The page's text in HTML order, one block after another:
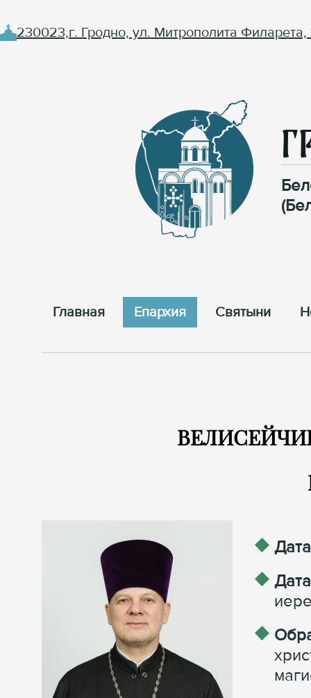
230023,г. Гродно, ул. Митрополита Филарета,
Главная Епархия Cвятыни